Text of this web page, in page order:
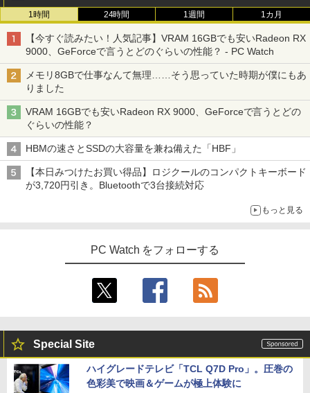
￥6,470
【選べる2色 コスパ抜群】モバイルモニ
ター 15.6インチ フルHD 100%sRGB 非
光沢IPS パネル Type-C対応 miniHDMI V
ニター サブディスプレイ テレワーク 在
宅勤務 UPERFECT
￥8,999
Yoothi 互換品 液晶 14.0インチ NEC LAV
IE N14 Slim N1455/HA N1455/HAL PC-
N1455HAL 対応 FullHD 1920x1080 IPS
￥9,800
HD 240Hz 1ms Fast IPSパネル HDMI2.0
×1 DP1.4×1 Adaptive Sync対応 フリッ
カーフリー ブルーライトカット モニター
ディスプレイ MAXZEN MGM25IC04-F2
40
3 現代ギリシア語辞典第3版 [ 川原拓雄 ]
￥19,800
4
実写映画『ブルーロック』公式PHOTO
￥2,200
細胞の分子生物学 [ 中村 桂子 ]
1時間 24時間 1週間 1カ月
【今すぐ読みたい！人気記事】VRAM 16GBでも安いRadeon RX
9000、GeForceで言うとどのぐらいの性能？ - PC Watch
メモリ8GBで仕事なんて無理……そう思っていた時期が僕にもあ
りました
VRAM 16GBでも安いRadeon RX 9000、GeForceで言うとどの
ぐらいの性能？
HBMの速さとSSDの大容量を兼ね備えた「HBF」
【本日みつけたお買い得品】ロジクールのコンパクトキーボード
が3,720円引き。Bluetoothで3台接続対応
もっと見る
PC Watch をフォローする
Special Site
ハイグレードテレビ「TCL Q7D Pro」。圧巻の
色彩美で映画＆ゲームが極上体験に